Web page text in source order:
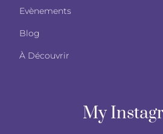
Evènements
Blog
À Découvrir
My